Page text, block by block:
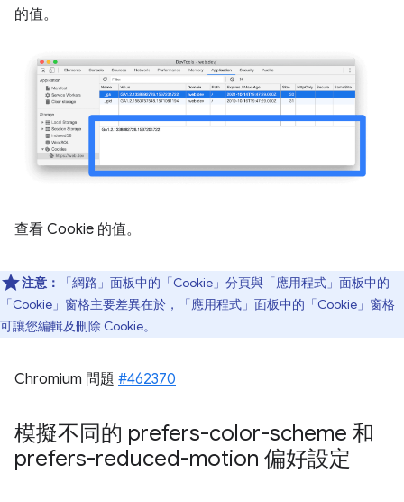
的值。
查看 Cookie 的值。
注意：
「網路」面板中的「Cookie」分頁與「應用程式」面板中的
「Cookie」窗格主要差異在於，「應用程式」面板中的「Cookie」窗格
可讓您編輯及刪除 Cookie。
Chromium 問題 #462370
模擬不同的 prefers-color-scheme 和
prefers-reduced-motion 偏好設定